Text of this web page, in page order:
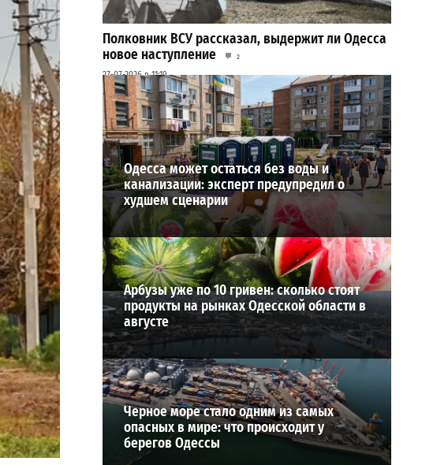
Полковник ВСУ рассказал, выдержит ли Одесса
новое наступление
2
27-07-2026 в 11:19
ВИБОР РЕДАКЦИИ
Одесса может остаться без воды и
канализации: эксперт предупредил о
худшем сценарии
Арбузы уже по 10 гривен: сколько стоят
продукты на рынках Одесской области в
августе
Черное море стало одним из самых
опасных в мире: что происходит у
берегов Одессы